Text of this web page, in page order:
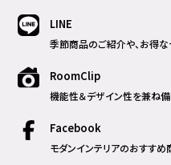
LINE
季節商品のご紹介や、お得な
RoomClip
機能性＆デザイン性を兼ね備
Facebook
モダンインテリアのおすすめ